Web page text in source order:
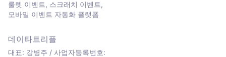
룰렛 이벤트, 스크래치 이벤트,
모바일 이벤트 자동화 플랫폼
데이타트리플
대표: 강병주 / 사업자등록번호: